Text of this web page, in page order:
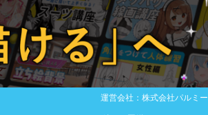
運営会社：株式会社パルミー